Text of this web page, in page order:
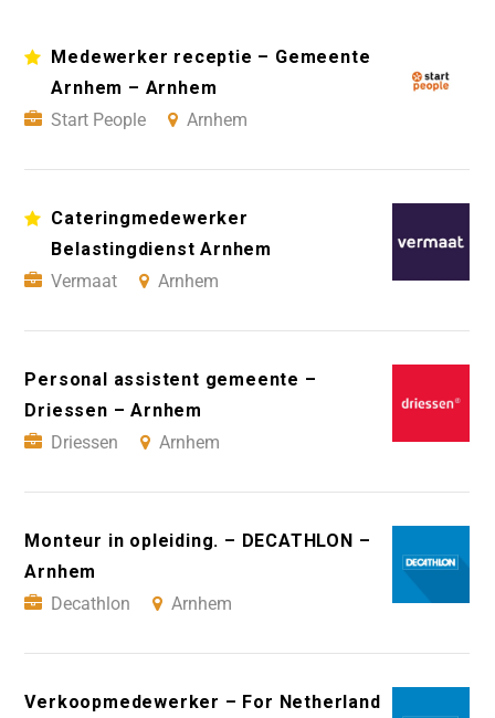
Medewerker receptie – Gemeente
Arnhem – Arnhem
Start People
Arnhem
Cateringmedewerker
Belastingdienst Arnhem
Vermaat
Arnhem
Personal assistent gemeente –
Driessen – Arnhem
Driessen
Arnhem
Monteur in opleiding. – DECATHLON –
Arnhem
Decathlon
Arnhem
Verkoopmedewerker – For Netherland